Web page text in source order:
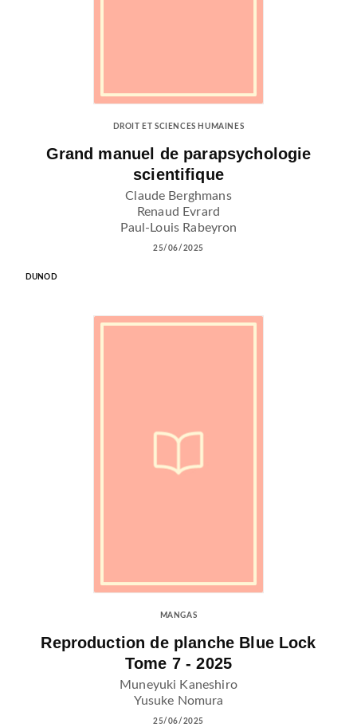
DROIT ET SCIENCES HUMAINES
Grand manuel de parapsychologie
scientifique
Claude Berghmans
Renaud Evrard
Paul-Louis Rabeyron
25/06/2025
DUNOD
MANGAS
Reproduction de planche Blue Lock
Tome 7 - 2025
Muneyuki Kaneshiro
Yusuke Nomura
25/06/2025